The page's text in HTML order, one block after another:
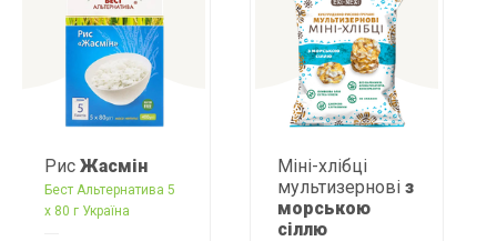
РисЖасмін
Бест Альтернатива 5
х 80 г Україна
Міні-хлібці
мультизерновіз
морською
сіллю